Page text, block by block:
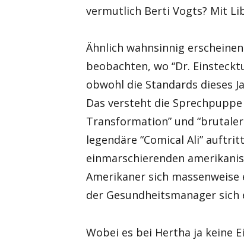
vermutlich Berti Vogts? Mit
Ähnlich wahnsinnig
beobachten, wo “Dr.
obwohl die Standards dieses
Das versteht die
Transformation” und
legendäre “Comical Ali”
einmarschierenden
Amerikaner sich
der Gesundheitsmanager sich
Wobei es bei Hertha ja keine